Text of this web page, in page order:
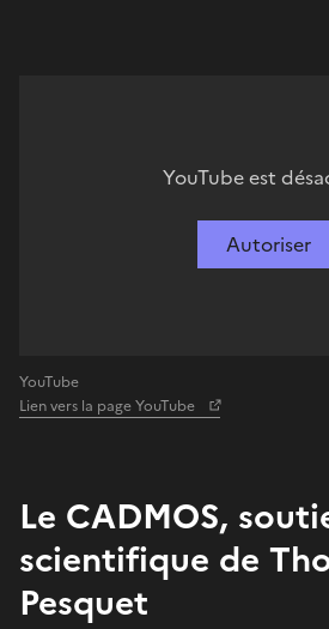
YouTube est
Autoriser
YouTube
Lien vers la page YouTube
Le CADMOS,
scientifique de
Pesquet